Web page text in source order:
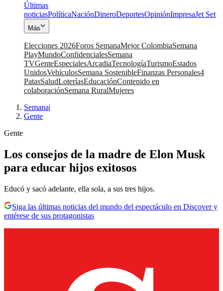
Últimas
noticiasPolíticaNaciónDineroDeportesOpiniónImpresaJet Set
Más
Elecciones 2026Foros SemanaMejor ColombiaSemana
PlayMundoConfidencialesSemana
TVGenteEspecialesArcadiaTecnologíaTurismoEstados
UnidosVehículosSemana SostenibleFinanzas Personales4
PatasSaludLoteríasEducaciónContenido en
colaboraciónSemana RuralMujeres
Semana|
Gente
Gente
Los consejos de la madre de Elon Musk
para educar hijos exitosos
Educó y sacó adelante, ella sola, a sus tres hijos.
Siga las últimas noticias del mundo del espectáculo en Discover y
entérese de sus protagonistas